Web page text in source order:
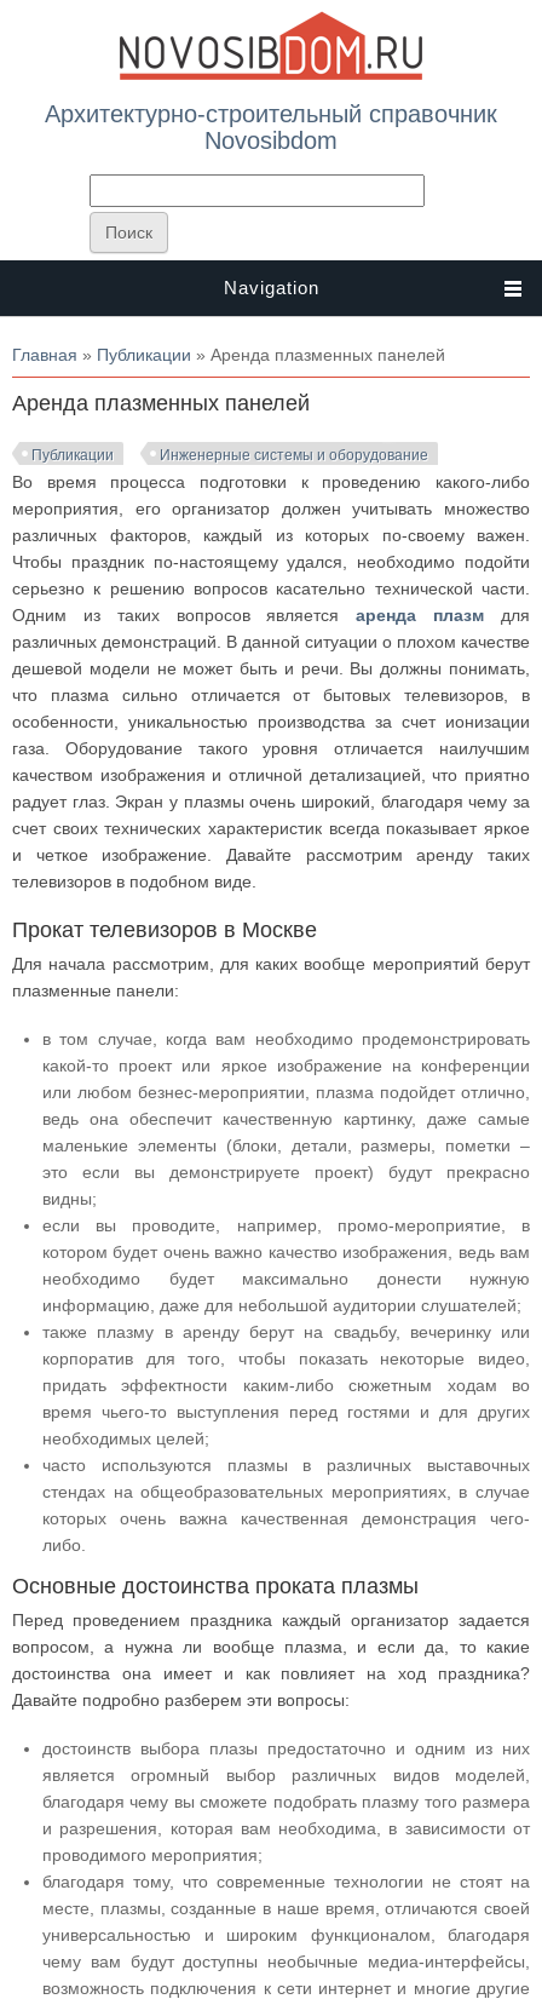
Архитектурно-строительный справочник
Novosibdom
Navigation
Вы здесь
Главная » Публикации » Аренда плазменных панелей
Аренда плазменных панелей
Публикации Инженерные системы и оборудование
Во время процесса подготовки к проведению какого-либо
мероприятия, его организатор должен учитывать множество
различных факторов, каждый из которых по-своему важен.
Чтобы праздник по-настоящему удался, необходимо подойти
серьезно к решению вопросов касательно технической части.
Одним из таких вопросов являетсяаренда плазм для
различных демонстраций. В данной ситуации о плохом качестве
дешевой модели не может быть и речи. Вы должны понимать,
что плазма сильно отличается от бытовых телевизоров, в
особенности, уникальностью производства за счет ионизации
газа. Оборудование такого уровня отличается наилучшим
качеством изображения и отличной детализацией, что приятно
радует глаз. Экран у плазмы очень широкий, благодаря чему за
счет своих технических характеристик всегда показывает яркое
и четкое изображение. Давайте рассмотрим аренду таких
телевизоров в подобном виде.
Прокат телевизоров в Москве
Для начала рассмотрим, для каких вообще мероприятий берут
плазменные панели:
в том случае, когда вам необходимо продемонстрировать
какой-то проект или яркое изображение на конференции
или любом безнес-мероприятии, плазма подойдет отлично,
ведь она обеспечит качественную картинку, даже самые
маленькие элементы (блоки, детали, размеры, пометки –
это если вы демонстрируете проект) будут прекрасно
видны;
если вы проводите, например, промо-мероприятие, в
котором будет очень важно качество изображения, ведь вам
необходимо будет максимально донести нужную
информацию, даже для небольшой аудитории слушателей;
также плазму в аренду берут на свадьбу, вечеринку или
корпоратив для того, чтобы показать некоторые видео,
придать эффектности каким-либо сюжетным ходам во
время чьего-то выступления перед гостями и для других
необходимых целей;
часто используются плазмы в различных выставочных
стендах на общеобразовательных мероприятиях, в случае
которых очень важна качественная демонстрация чего-
либо.
Основные достоинства проката плазмы
Перед проведением праздника каждый организатор задается
вопросом, а нужна ли вообще плазма, и если да, то какие
достоинства она имеет и как повлияет на ход праздника?
Давайте подробно разберем эти вопросы:
достоинств выбора плазы предостаточно и одним из них
является огромный выбор различных видов моделей,
благодаря чему вы сможете подобрать плазму того размера
и разрешения, которая вам необходима, в зависимости от
проводимого мероприятия;
благодаря тому, что современные технологии не стоят на
месте, плазмы, созданные в наше время, отличаются своей
универсальностью и широким функционалом, благодаря
чему вам будут доступны необычные медиа-интерфейсы,
возможность подключения к сети интернет и многие другие